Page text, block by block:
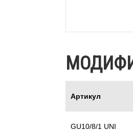
Артикул
GU10/8/1 UNI